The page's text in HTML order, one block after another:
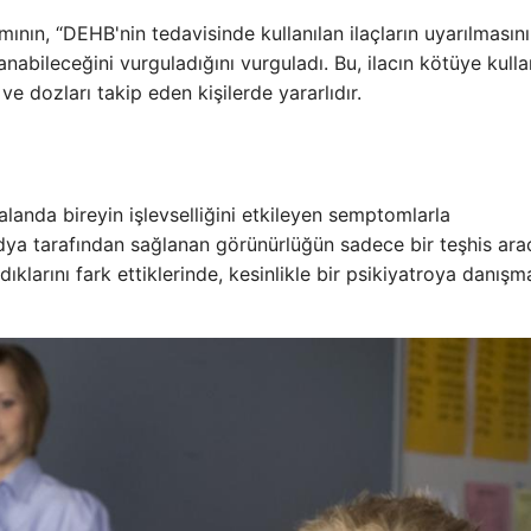
“DEHB'nin tedavisinde kullanılan ilaçların
vurguladığını vurguladı. Bu, ilacın kötüye
dozları takip eden kişilerde yararlıdır.
bireyin işlevselliğini etkileyen semptomlarla
tarafından sağlanan görünürlüğün sadece bir teşhis
fark ettiklerinde, kesinlikle bir psikiyatroya